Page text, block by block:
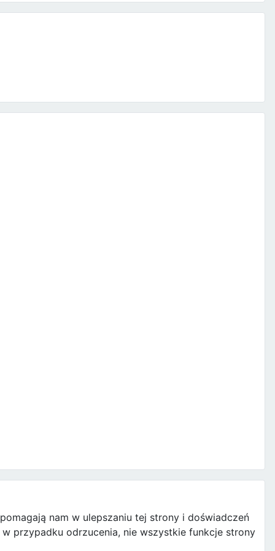
nam w ulepszaniu tej strony i doświadczeń
przypadku odrzucenia, nie wszystkie funkcje strony